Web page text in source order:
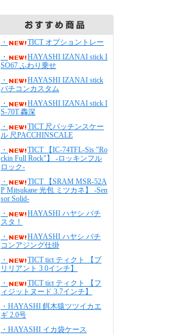
・
TICT オプショントレー
・
HAYASHI IZANAI stick I
SO67 ふわり乗せ
・
HAYASHI IZANAI stick
バチコンカスタム
・
HAYASHI IZANAI stick I
S-70T 轟深
・
TICT 尺パッチンスケー
ル 尺PACCHINSCALE
・
TICT 【IC-74TFL-Sis "Ro
ckin Full Rock"】 -ロッキンフル
ロック-
・
TICT 【SRAM MSR-52A
P Mitsukane 光包 ミツカネ】 -Sen
sor Solid-
・
HAYASHI ハヤシ バチ
スタ！
・
HAYASHI ハヤシ バチ
コンアジング仕掛
・
TICT tict ティクト 【ブ
リリアント 3.0インチ】
・
TICT tict ティクト 【フ
ィジットヌード 3.7インチ】
・HAYASHI 餌木猿ツツイカエ
ギ 2.0号
・HAYASHI イカ袋ケース